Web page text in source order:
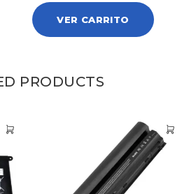
VER CARRITO
PRODUCTS